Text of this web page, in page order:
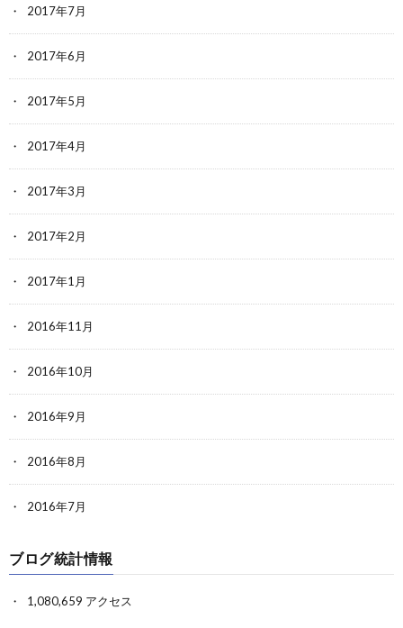
2017年7月
2017年6月
2017年5月
2017年4月
2017年3月
2017年2月
2017年1月
2016年11月
2016年10月
2016年9月
2016年8月
2016年7月
ブログ統計情報
1,080,659 アクセス